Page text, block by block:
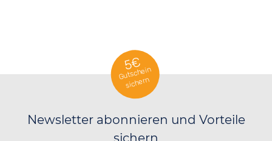
5€
Gutschein
sichern
Newsletter abonnieren und Vorteile